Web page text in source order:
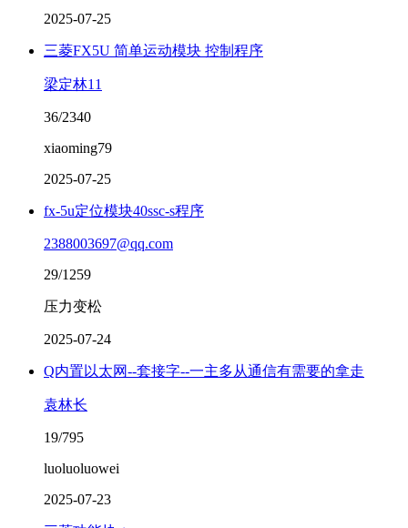
2025-07-25
三菱FX5U 简单运动模块 控制程序
梁定林11
36/2340
xiaoming79
2025-07-25
fx-5u定位模块40ssc-s程序
2388003697@qq.com
29/1259
压力变松
2025-07-24
Q内置以太网--套接字--一主多从通信有需要的拿走
袁林长
19/795
luoluoluowei
2025-07-23